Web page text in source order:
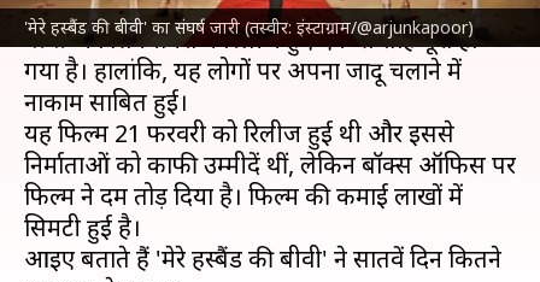
'मेरे हस्बैंड की बीवी' का संघर्ष जारी (तस्वीर: इंस्टाग्राम/@arjunkapoor)
मुदस्सर अजीज के निर्देशन में बनी फिल्म 'मेरे हस्बैंड की
बीवी' को सिनेमाघरों में रिलीज हुए एक सप्ताह पूरा हो
गया है। हालांकि, यह लोगों पर अपना जादू चलाने में
नाकाम साबित हुई।
यह फिल्म 21 फरवरी को रिलीज हुई थी और इससे
निर्माताओं को काफी उम्मीदें थीं, लेकिन बॉक्स ऑफिस पर
फिल्म ने दम तोड़ दिया है। फिल्म की कमाई लाखों में
सिमटी हुई है।
आइए बताते हैं 'मेरे हस्बैंड की बीवी' ने सातवें दिन कितने